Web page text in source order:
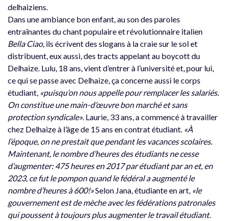
delhaiziens.
Dans une ambiance bon enfant, au son des paroles
entraînantes du chant populaire et révolutionnaire italien
Bella Ciao, ils écrivent des slogans à la craie sur le sol et
distribuent, eux aussi, des tracts appelant au boycott du
Delhaize. Lulu, 18 ans, vient d’entrer à l’université et, pour lui,
ce qui se passe avec Delhaize, ça concerne aussi le corps
étudiant, «puisqu’on nous appelle pour remplacer les salariés.
On constitue une main-d’œuvre bon marché et sans
protection syndicale». Laurie, 33 ans, a commencé à travailler
chez Delhaize à l’âge de 15 ans en contrat étudiant. «À
l’époque, on ne prestait que pendant les vacances scolaires.
Maintenant, le nombre d’heures des étudiants ne cesse
d’augmenter: 475 heures en 2017 par étudiant par an et, en
2023, ce fut le pompon quand le fédéral a augmenté le
nombre d’heures à 600!»Selon Jana, étudiante en art, «le
gouvernement est de mèche avec les fédérations patronales
qui poussent à toujours plus augmenter le travail étudiant.